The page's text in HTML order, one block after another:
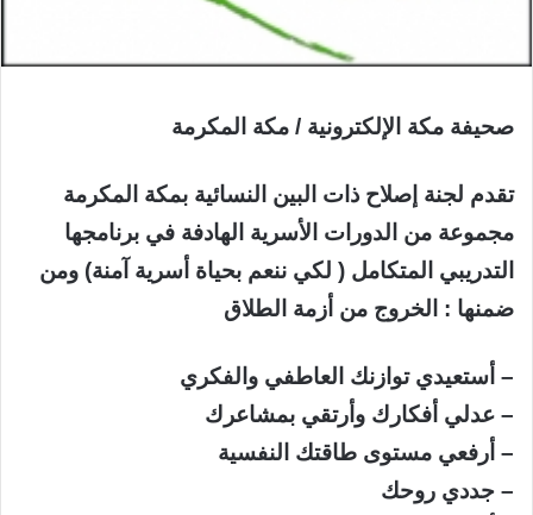
صحيفة مكة الإلكترونية / مكة المكرمة
تقدم لجنة إصلاح ذات البين النسائية بمكة المكرمة
مجموعة من الدورات الأسرية الهادفة في برنامجها
التدريبي المتكامل ( لكي ننعم بحياة أسرية آمنة) ومن
ضمنها : الخروج من أزمة الطلاق
– أستعيدي توازنك العاطفي والفكري
– عدلي أفكارك وأرتقي بمشاعرك
– أرفعي مستوى طاقتك النفسية
– جددي روحك